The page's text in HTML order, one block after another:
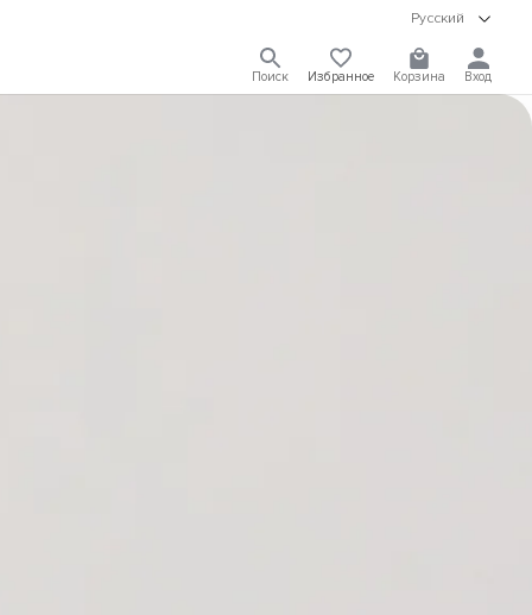
Русский
Поиск Избранное Корзина Вход